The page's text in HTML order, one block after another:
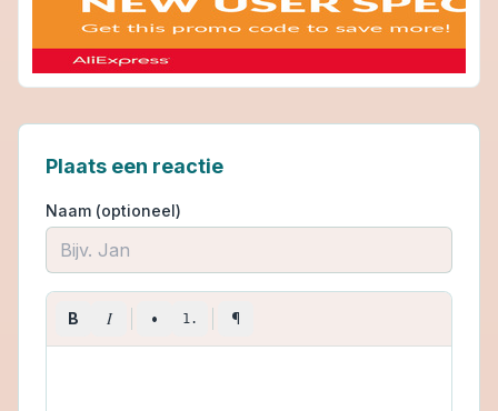
Plaats een reactie
Naam (optioneel)
B I • 1. ¶